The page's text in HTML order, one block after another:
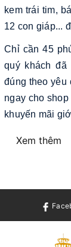
kem trái tim,
12 con giáp...
Chỉ cần 45
quý khách đã
đúng theo yêu
ngay cho
khuyến mãi
Xem thêm